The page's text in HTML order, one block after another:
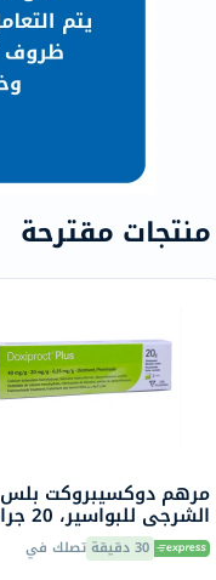
منتجات مقترحة
مرهم دوكسيبروكت بلس
الشرجي للبواسير، 20 جرام
30 دقيقة تصلك في